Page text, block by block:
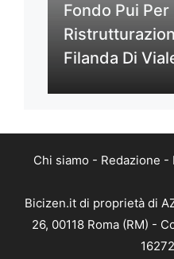
Fondo Pui Per
Filanda Di
Chi siamo - Redazione -
Bicizen.it di proprietà di
26, 00118 Roma (RM) -